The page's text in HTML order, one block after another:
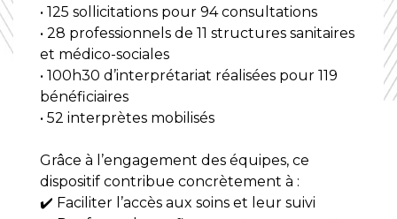
• 125 sollicitations pour 94 consultations
• 28 professionnels de 11 structures sanitaires
et médico-sociales
• 100h30 d’interprétariat réalisées pour 119
bénéficiaires
• 52 interprètes mobilisés
Grâce à l’engagement des équipes, ce
dispositif contribue concrètement à :
✔️ Faciliter l’accès aux soins et leur suivi